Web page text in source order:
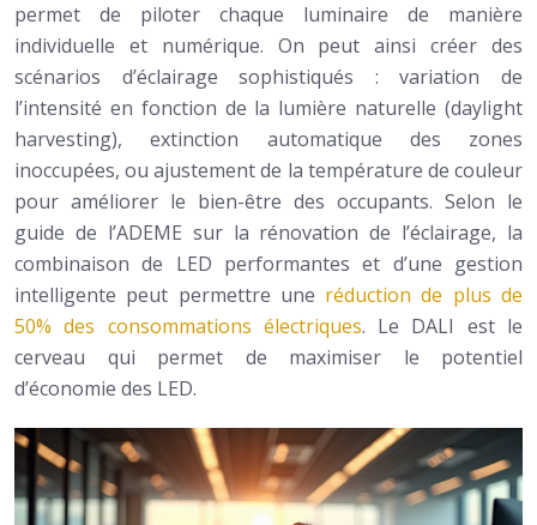
permet de piloter chaque luminaire de manière
individuelle et numérique. On peut ainsi créer des
scénarios d’éclairage sophistiqués : variation de
l’intensité en fonction de la lumière naturelle (daylight
harvesting), extinction automatique des zones
inoccupées, ou ajustement de la température de couleur
pour améliorer le bien-être des occupants. Selon le
guide de l’ADEME sur la rénovation de l’éclairage, la
combinaison de LED performantes et d’une gestion
intelligente peut permettre une réduction de plus de
50% des consommations électriques. Le DALI est le
cerveau qui permet de maximiser le potentiel
d’économie des LED.